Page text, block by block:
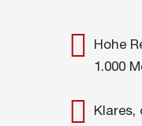
Hohe
1.000